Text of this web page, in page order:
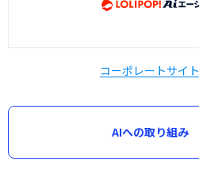
コーポレートサイト
AIへの取り組み